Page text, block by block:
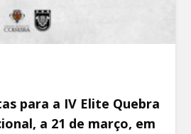
para a IV Elite Quebra
a 21 de março, em